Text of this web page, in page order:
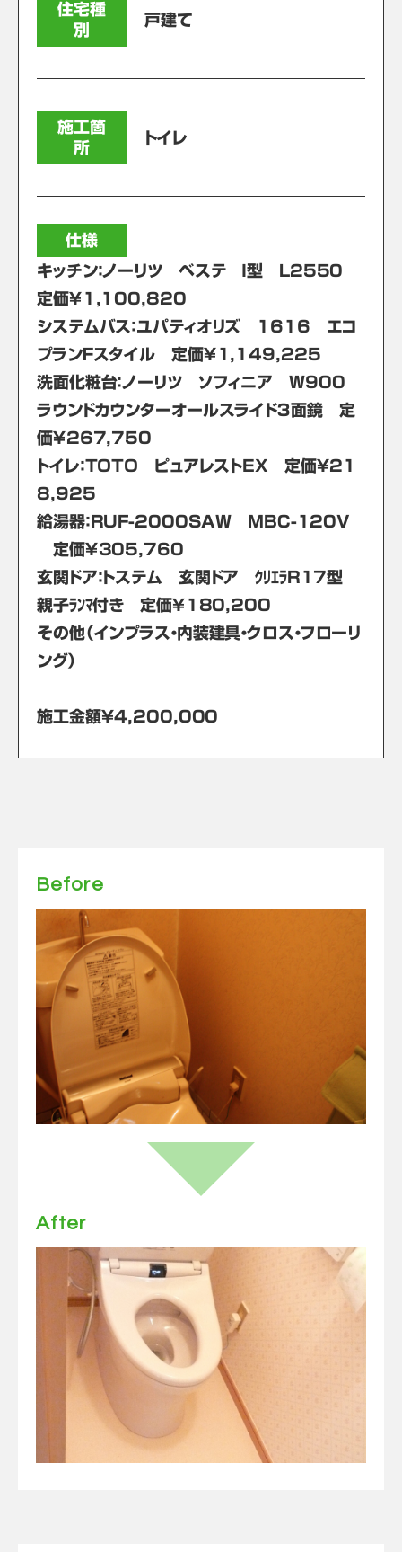
住宅種
別
戸建て
施工箇
所
トイレ
仕様
キッチン：ノーリツ ベステ Ｉ型 L2550
定価￥1,100,820
システムバス：ユパティオリズ 1616 エコ
プランＦスタイル 定価￥1,149,225
洗面化粧台：ノーリツ ソフィニア W900
ラウンドカウンターオールスライド３面鏡 定
価￥267,750
トイレ：ＴＯＴＯ ピュアレストEX 定価￥21
8,925
給湯器：RUF-2000SAW MBC-120V
定価￥305,760
玄関ドア：トステム 玄関ドア ｸﾘｴﾗR17型
親子ﾗﾝﾏ付き 定価￥180,200
その他（インプラス・内装建具・クロス・フローリ
ング）
施工金額￥4,200,000
Before
After